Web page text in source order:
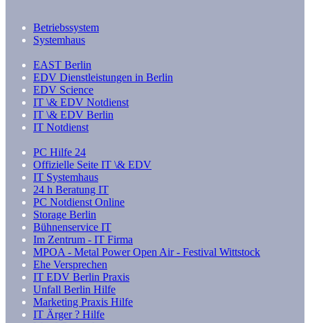
Betriebssystem
Systemhaus
EAST Berlin
EDV Dienstleistungen in Berlin
EDV Science
IT \& EDV Notdienst
IT \& EDV Berlin
IT Notdienst
PC Hilfe 24
Offizielle Seite IT \& EDV
IT Systemhaus
24 h Beratung IT
PC Notdienst Online
Storage Berlin
Bühnenservice IT
Im Zentrum - IT Firma
MPOA - Metal Power Open Air - Festival Wittstock
Ehe Versprechen
IT EDV Berlin Praxis
Unfall Berlin Hilfe
Marketing Praxis Hilfe
IT Ärger ? Hilfe